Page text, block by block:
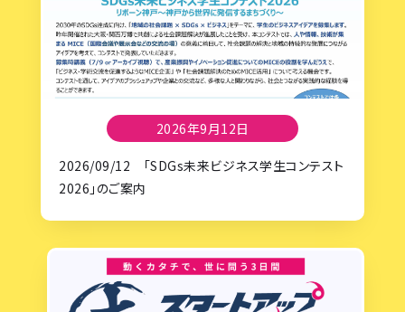
2026年9月12日
2026/09/12 「SDGs未来ビジネス学生コンテスト
2026」のご案内